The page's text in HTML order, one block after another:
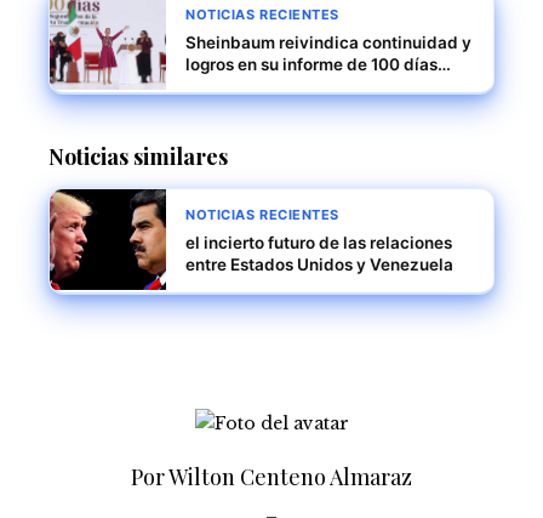
NOTICIAS RECIENTES
Sheinbaum reivindica continuidad y
logros en su informe de 100 días
Noticias similares
NOTICIAS RECIENTES
el incierto futuro de las relaciones
entre Estados Unidos y Venezuela
Por Wilton Centeno Almaraz